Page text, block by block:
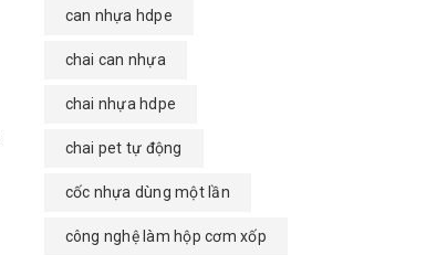
can nhựa hdpe
chai can nhựa
chai nhựa hdpe
chai pet tự động
cốc nhựa dùng một lần
công nghệ làm hộp cơm xốp